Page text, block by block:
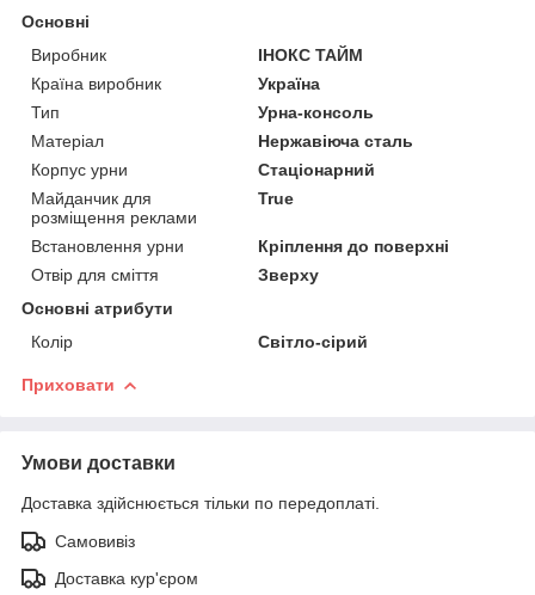
Основні
Виробник
ІНОКС ТАЙМ
Країна виробник
Україна
Тип
Урна-консоль
Матеріал
Нержавіюча сталь
Корпус урни
Стаціонарний
Майданчик для
розміщення реклами
True
Встановлення урни
Кріплення до поверхні
Отвір для сміття
Зверху
Основні атрибути
Колір
Світло-сірий
Приховати
Умови доставки
Доставка здійснюється тільки по передоплаті.
Самовивіз
Доставка кур'єром